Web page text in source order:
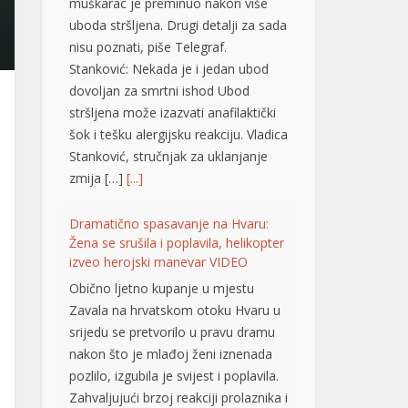
dovoljan za smrtni ishod Ubod
stršljena može izazvati anafilaktički
šok i tešku alergijsku reakciju. Vladica
Stanković, stručnjak za uklanjanje
zmija […][...]
Dramatično spasavanje na Hvaru:
Žena se srušila i poplavila, helikopter
Obično ljetno kupanje u mjestu
Zavala na hrvatskom otoku Hvaru u
srijedu se pretvorilo u pravu dramu
nakon što je mlađoj ženi iznenada
pozlilo, izgubila je svijest i poplavila.
Zahvaljujući brzoj reakciji prolaznika i
helikopterske hitne medicinske
službe (HEMS), žena je na kraju
pokazala znakove oporavka.